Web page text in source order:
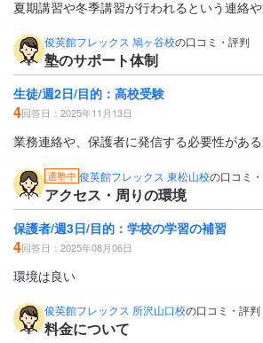
夏期講習や冬季講習が行われるという連絡
俊英館フレックス 鳩ヶ谷校の口コミ・評判
塾のサポート体制
生徒/週2日/目的：高校受験
4回答日：2025年11月13日
業務連絡や、保護者に発信する必要性があ
通塾中 俊英館フレックス 東松山校の口コミ
アクセス・周りの環境
保護者/週3日/目的：学校の学習の補習
4回答日：2025年08月06日
環境は良い
俊英館フレックス 所沢山口校の口コミ・評判
料金について